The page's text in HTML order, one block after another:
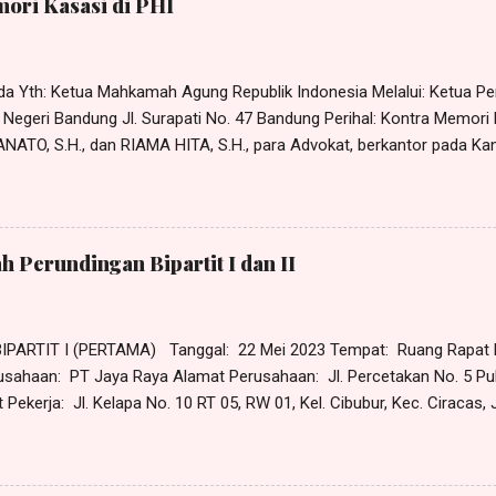
disebut sebagai Penerima Kuasa ; K H U S U S Untuk
Kasasi di PHI
Yth: Ketua Mahkamah Agung Republik Indonesia Melalui: Ketua
Bandung Jl. Surapati No. 47 Bandung Perihal: Kontra
S.H., dan RIAMA HITA, S.H., para Advokat, berkantor pada
di Jl. ______ No. __ Desa ___, Kecamatan _________,
Kasasi terhadap Memori Kasasi atas permohonan kasasi yang
Kasasi terhadap Putusan Pengadilan Hubungan Industrial pada
/PN Bdg,...
Perundingan Bipartit I dan II
BIPARTIT I (PERTAMA) Tanggal: 22 Mei 2023 Tempat: Ruang
Raya Alamat Perusahaan: Jl. Percetakan No. 5
Jl. Kelapa No. 10 RT 05, RW 01, Kel. Cibubur, Kec.
Maret 2023 kepada atasan langsung pekerja, yaitu Pak Gunawan,